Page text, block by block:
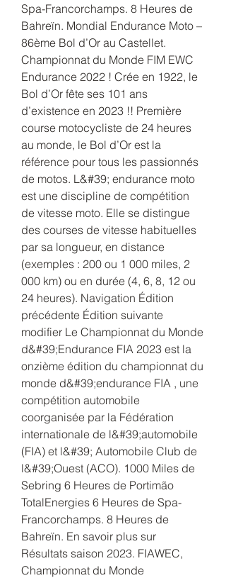
Spa-Francorchamps. 8 Heures de
Bahreïn. Mondial Endurance Moto –
86ème Bol d’Or au Castellet.
Championnat du Monde FIM EWC
Endurance 2022 ! Crée en 1922, le
Bol d’Or fête ses 101 ans
d’existence en 2023 !! Première
course motocycliste de 24 heures
au monde, le Bol d’Or est la
référence pour tous les passionnés
de motos. L&#39; endurance moto
est une discipline de compétition
de vitesse moto. Elle se distingue
des courses de vitesse habituelles
par sa longueur, en distance
(exemples : 200 ou 1 000 miles, 2
000 km) ou en durée (4, 6, 8, 12 ou
24 heures). Navigation Édition
précédente Édition suivante
modifier Le Championnat du Monde
d&#39;Endurance FIA 2023 est la
onzième édition du championnat du
monde d&#39;endurance FIA , une
compétition automobile
coorganisée par la Fédération
internationale de l&#39;automobile
(FIA) et l&#39; Automobile Club de
l&#39;Ouest (ACO). 1000 Miles de
Sebring 6 Heures de Portimão
TotalEnergies 6 Heures de Spa-
Francorchamps. 8 Heures de
Bahreïn. En savoir plus sur
Résultats saison 2023. FIAWEC,
Championnat du Monde